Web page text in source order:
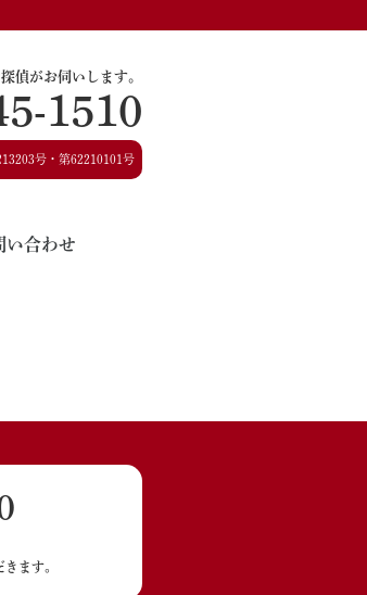
偵がお伺いします。
1510
号・第62210101号
い合わせ
ます。